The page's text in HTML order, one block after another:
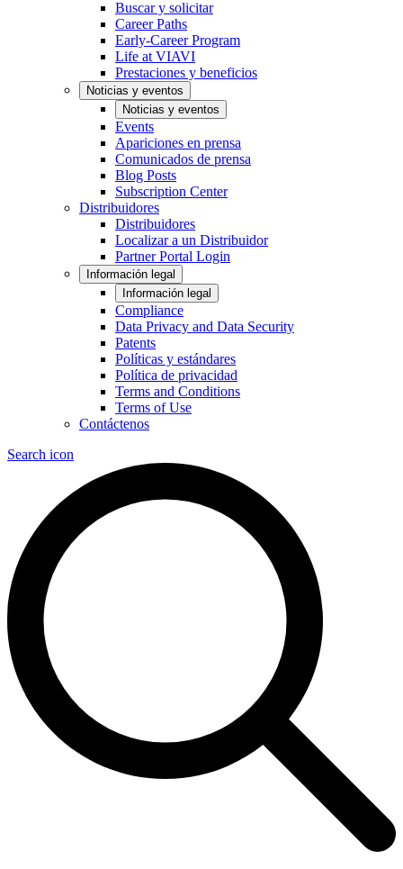
Buscar y solicitar
Career Paths
Early-Career Program
Life at VIAVI
Prestaciones y beneficios
Noticias y eventos
Noticias y eventos
Events
Apariciones en prensa
Comunicados de prensa
Blog Posts
Subscription Center
Distribuidores
Distribuidores
Localizar a un Distribuidor
Partner Portal Login
Información legal
Información legal
Compliance
Data Privacy and Data Security
Patents
Políticas y estándares
Política de privacidad
Terms and Conditions
Terms of Use
Contáctenos
Search icon